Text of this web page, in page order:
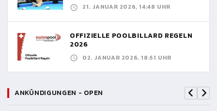
21. JANUAR 2026, 14:48 UHR
OFFIZIELLE POOLBILLARD REGELN
2026
02. JANUAR 2026, 18:51 UHR
ANKÜNDIGUNGEN - OPEN